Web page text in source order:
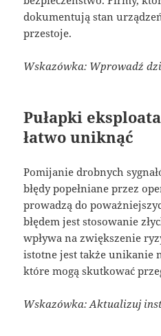
dokumentują stan
przestoje.
Wskazówka: Wprowadź
Pułapki
łatwo uniknąć
Pomijanie drobnych
błędy popełniane przez
prowadzą do
błędem jest stosowanie
wpływa na zwiększenie
istotne jest także unikanie
które mogą skutkować
Wskazówka: Aktualizuj